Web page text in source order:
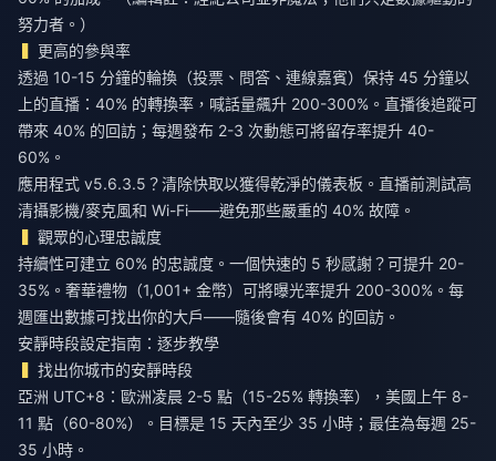
努力者。）
更高的參與率
透過 10-15 分鐘的輪換（投票、問答、連線嘉賓）保持 45 分鐘以
上的直播：40% 的轉換率，喊話量飆升 200-300%。直播後追蹤可
帶來 40% 的回訪；每週發布 2-3 次動態可將留存率提升 40-
60%。
應用程式 v5.6.3.5？清除快取以獲得乾淨的儀表板。直播前測試高
清攝影機/麥克風和 Wi-Fi——避免那些嚴重的 40% 故障。
觀眾的心理忠誠度
持續性可建立 60% 的忠誠度。一個快速的 5 秒感謝？可提升 20-
35%。奢華禮物（1,001+ 金幣）可將曝光率提升 200-300%。每
週匯出數據可找出你的大戶——隨後會有 40% 的回訪。
安靜時段設定指南：逐步教學
找出你城市的安靜時段
亞洲 UTC+8：歐洲凌晨 2-5 點（15-25% 轉換率），美國上午 8-
11 點（60-80%）。目標是 15 天內至少 35 小時；最佳為每週 25-
35 小時。